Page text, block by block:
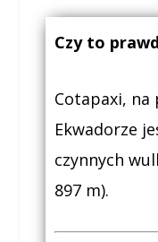
Czy to
Cotapaxi, na
Ekwadorze
czynnych
897 m).